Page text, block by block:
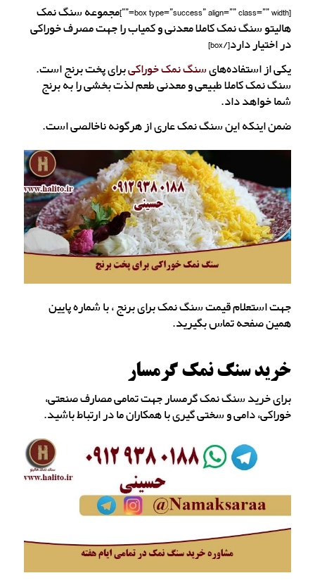
[box type=”success” align=”” class=”” width=””]مجموعه سنگ نمک
هالیتو سنگ نمک کاملا معدنی و کمیاب را جهت مصرف خوراکی
در اختیار دارد[/box]
یکی از استفاده‌هایسنگ نمک خوراکیبرای پخت برنج است.
سنگ نمک کاملا طبیعی و معدنی طعم لذت بخشی را به برنج
شما خواهد داد.
ضمن اینکه این سنگ نمک عاری از هرگونه ناخالصی است.
جهت استعلام قیمت سنگ نمک برای برنج ، با شماره پایین
همین صفحه تماس بگیرید.
خرید سنگ نمک گرمسار
برای خرید سنگ نمک گرمسار جهت تمامی مصارف صنعتی،
خوراکی، دامی و سختی گیری با همکاران ما در ارتباط باشید.